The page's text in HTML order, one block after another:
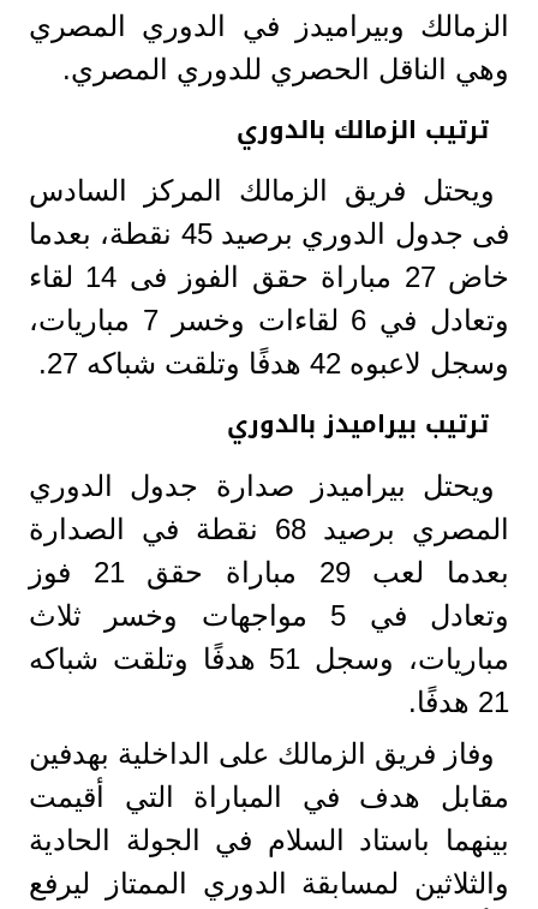
الزمالك وبيراميدز في الدوري المصري
وهي الناقل الحصري للدوري المصري.
ترتيب الزمالك بالدوري
ويحتل فريق الزمالك المركز السادس
فى جدول الدوري برصيد 45 نقطة، بعدما
خاض 27 مباراة حقق الفوز فى 14 لقاء
وتعادل في 6 لقاءات وخسر 7 مباريات،
وسجل لاعبوه 42 هدفًا وتلقت شباكه 27.
ترتيب بيراميدز بالدوري
ويحتل بيراميدز صدارة جدول الدوري
المصري برصيد 68 نقطة في الصدارة
بعدما لعب 29 مباراة حقق 21 فوز
وتعادل في 5 مواجهات وخسر ثلاث
مباريات، وسجل 51 هدفًا وتلقت شباكه
21 هدفًا.
وفاز فريق الزمالك على الداخلية بهدفين
مقابل هدف في المباراة التي أقيمت
بينهما باستاد السلام في الجولة الحادية
والثلاثين لمسابقة الدوري الممتاز ليرفع